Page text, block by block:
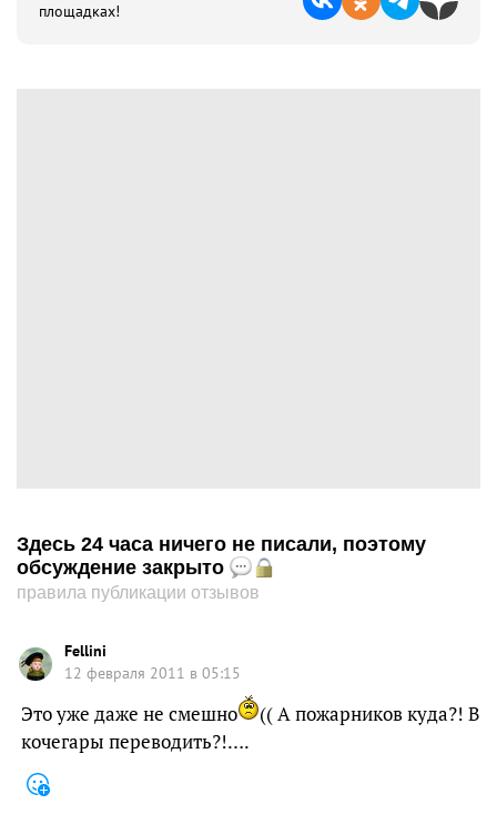
площадках!
Здесь 24 часа ничего не писали, поэтому
обсуждение закрыто
правила публикации отзывов
Fellini
12 февраля 2011 в 05:15
Это уже даже не смешно
(( А пожарников куда?! В
кочегары переводить?!….